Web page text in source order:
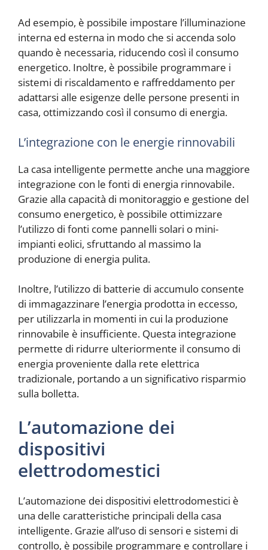
Ad esempio, è possibile impostare l’illuminazione
interna ed esterna in modo che si accenda solo
quando è necessaria, riducendo così il consumo
energetico. Inoltre, è possibile programmare i
sistemi di riscaldamento e raffreddamento per
adattarsi alle esigenze delle persone presenti in
casa, ottimizzando così il consumo di energia.
L’integrazione con le energie rinnovabili
La casa intelligente permette anche una maggiore
integrazione con le fonti di energia rinnovabile.
Grazie alla capacità di monitoraggio e gestione del
consumo energetico, è possibile ottimizzare
l’utilizzo di fonti come pannelli solari o mini-
impianti eolici, sfruttando al massimo la
produzione di energia pulita.
Inoltre, l’utilizzo di batterie di accumulo consente
di immagazzinare l’energia prodotta in eccesso,
per utilizzarla in momenti in cui la produzione
rinnovabile è insufficiente. Questa integrazione
permette di ridurre ulteriormente il consumo di
energia proveniente dalla rete elettrica
tradizionale, portando a un significativo risparmio
sulla bolletta.
L’automazione dei
dispositivi
elettrodomestici
L’automazione dei dispositivi elettrodomestici è
una delle caratteristiche principali della casa
intelligente. Grazie all’uso di sensori e sistemi di
controllo, è possibile programmare e controllare i